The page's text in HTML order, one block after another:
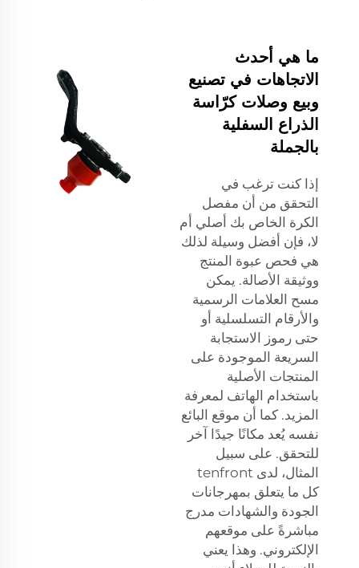
ما هي أحدث
الاتجاهات في تصنيع
وبيع وصلات كرّاسة
الذراع السفلية
بالجملة
إذا كنت ترغب في
التحقق من أن مفصل
الكرة الخاص بك أصلي أم
لا، فإن أفضل وسيلة لذلك
هي فحص عبوة المنتج
ووثيقة الأصالة. يمكن
مسح العلامات الرسمية
والأرقام التسلسلية أو
حتى رموز الاستجابة
السريعة الموجودة على
المنتجات الأصلية
باستخدام الهاتف لمعرفة
المزيد. كما أن موقع البائع
نفسه يُعد مكانًا جيدًا آخر
للتحقق. على سبيل
المثال، لدى tenfront
كل ما يتعلق بمهرجانات
الجودة والشهادات مدرج
مباشرةً على موقعهم
الإلكتروني. وهذا يعني